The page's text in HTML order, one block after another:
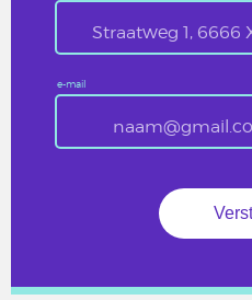
e-mail